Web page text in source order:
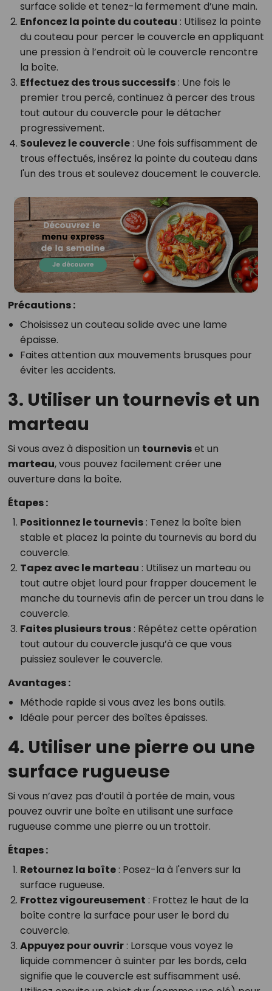
surface solide et tenez-la fermement d’une main.
Enfoncez la pointe du couteau : Utilisez la pointe
du couteau pour percer le couvercle en appliquant
une pression à l’endroit où le couvercle rencontre
la boîte.
Effectuez des trous successifs: Une fois le
premier trou percé, continuez à percer des trous
tout autour du couvercle pour le détacher
progressivement.
Soulevez le couvercle: Une fois suffisamment de
trous effectués, insérez la pointe du couteau dans
l'un des trous et soulevez doucement le couvercle.
Précautions :
Choisissez un couteau solide avec une lame
épaisse.
Faites attention aux mouvements brusques pour
éviter les accidents.
3. Utiliser un tournevis et un
marteau
Si vous avez à disposition un tourneviset un
marteau, vous pouvez facilement créer une
ouverture dans la boîte.
Étapes :
Positionnez le tournevis: Tenez la boîte bien
stable et placez la pointe du tournevis au bord du
couvercle.
Tapez avec le marteau : Utilisez un marteau ou
tout autre objet lourd pour frapper doucement le
manche du tournevis afin de percer un trou dans le
couvercle.
Faites plusieurs trous: Répétez cette opération
tout autour du couvercle jusqu’à ce que vous
puissiez soulever le couvercle.
Avantages :
Méthode rapide si vous avez les bons outils.
Idéale pour percer des boîtes épaisses.
4. Utiliser une pierre ou une
surface rugueuse
Si vous n’avez pas d’outil à portée de main, vous
pouvez ouvrir une boîte en utilisant une surface
rugueuse comme une pierre ou un trottoir.
Étapes :
Retournez la boîte: Posez-la à l'envers sur la
surface rugueuse.
Frottez vigoureusement : Frottez le haut de la
boîte contre la surface pour user le bord du
couvercle.
Appuyez pour ouvrir: Lorsque vous voyez le
liquide commencer à suinter par les bords, cela
signifie que le couvercle est suffisamment usé.